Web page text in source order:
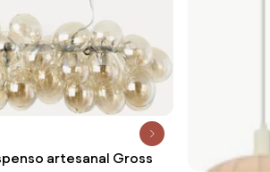
artesanal Gross